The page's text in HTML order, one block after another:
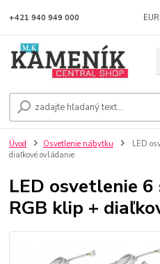
EUR
+421 940 949 000
Úvod Osvetlenie nábytku
LED
diaľkové ovládanie
LED osvetlenie
RGB klip +